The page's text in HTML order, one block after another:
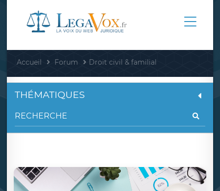
Accueil Forum Droit civil & familial
THÉMATIQUES